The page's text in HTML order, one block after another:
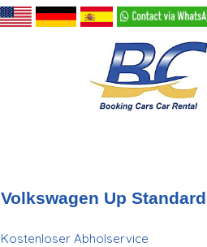
Volkswagen Up Standard
Kostenloser Abholservice